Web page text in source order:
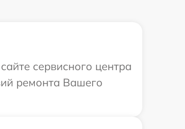
сервисного центра
ремонта Вашего